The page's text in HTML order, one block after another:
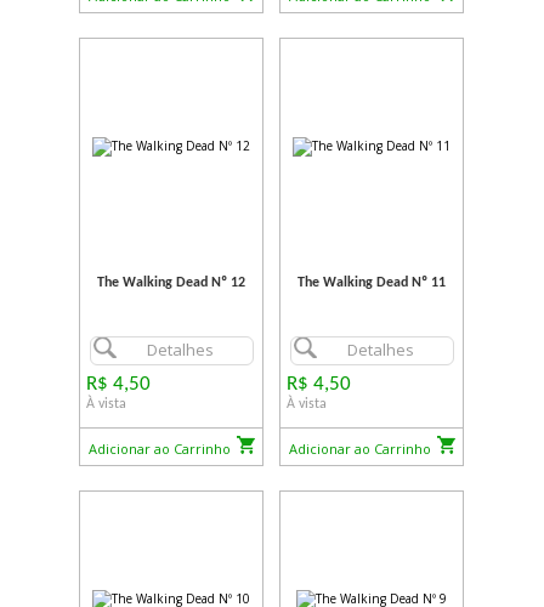
The Walking Dead Nº 12
Detalhes
R$ 4,50
À vista
Adicionar ao Carrinho
The Walking Dead Nº 11
Detalhes
R$ 4,50
À vista
Adicionar ao Carrinho